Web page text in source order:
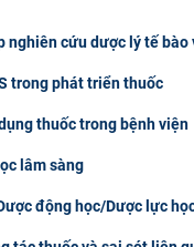
nghiên cứu dược lý tế bào
trong phát triển thuốc
thuốc trong bệnh viện
lâm sàng
động học/Dược lực